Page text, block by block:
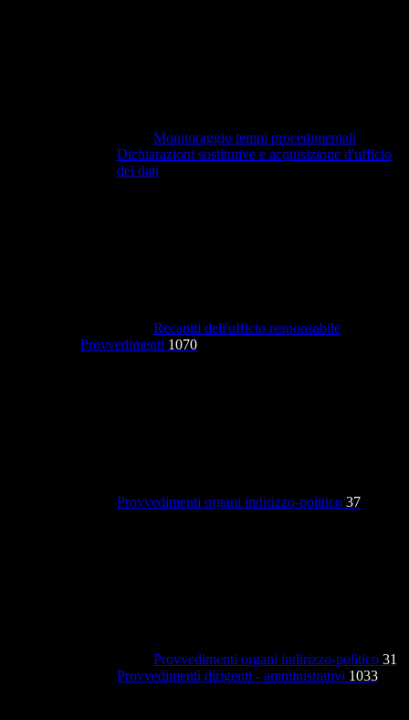
Monitoraggio tempi procedimentali
Dichiarazioni sostitutive e acquisizione d'ufficio
dei dati
Recapiti dell'ufficio responsabile
Provvedimenti 1070
Provvedimenti organi indirizzo-politico 37
Provvedimenti organi indirizzo-politico 31
Provvedimenti dirigenti - amministrativi 1033